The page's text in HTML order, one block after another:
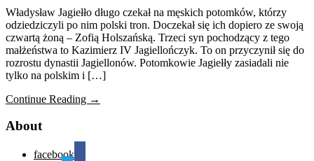
Władysław Jagiełło długo czekał na męskich potomków, którzy
odziedziczyli po nim polski tron. Doczekał się ich dopiero ze swoją
czwartą żoną – Zofią Holszańską. Trzeci syn pochodzący z tego
małżeństwa to Kazimierz IV Jagiellończyk. To on przyczynił się do
rozrostu dynastii Jagiellonów. Potomkowie Jagiełły zasiadali nie
tylko na polskim i […]
Continue Reading →
About
facebook